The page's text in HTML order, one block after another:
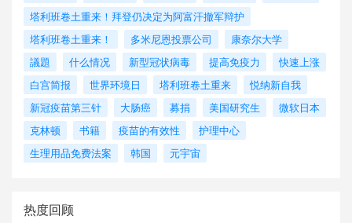
塔利班卷土重来！拜登仍决定为阿富汗撤军辩护
塔利班卷土重来！
多米尼恩投票公司
康奈尔大学
議題
什么情况 新型冠状病毒 提高免疫力
快速上涨
白宫简报
世界环境日 塔利班卷土重来
悦纳新自我
新冠疫苗第三针
大肠癌 募捐 美国研究生
微软日本
克林顿
书籍 疫苗的有效性
护理中心
生理用品免费法案
韩国 元宇宙
热度回顾